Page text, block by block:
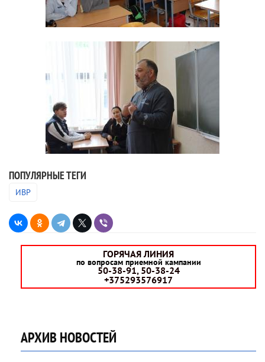
ПОПУЛЯРНЫЕ ТЕГИ
ИВР
ГОРЯЧАЯ ЛИНИЯ
по вопросам приемной кампании
50-38-91, 50-38-24
+375293576917
АРХИВ НОВОСТЕЙ